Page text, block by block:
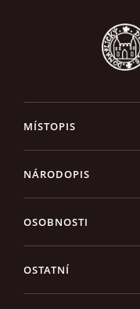
MÍSTOPIS
NÁRODOPIS
OSOBNOSTI
OSTATNÍ